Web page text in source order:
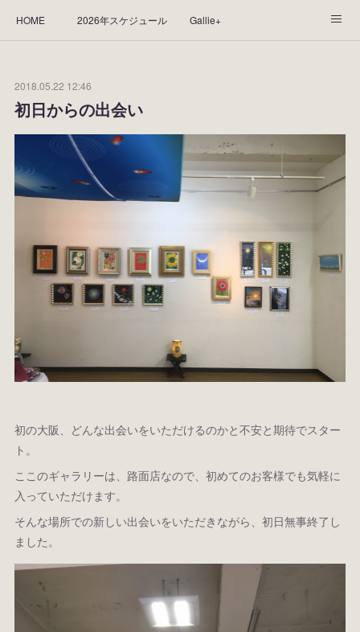
HOME 2026年スケジュール Gallie+
WORKS CGArt作品って？
“Kasane Style Art”って？ Yorie's Tapestry Yorie's Goods
ショップ 作品のレンタルについて 2025年足跡
2021あしあと 2020年あしあと 2019年足あと
2018年あしあと
2018.05.22 12:46
初日からの出会い
初の大阪、どんな出会いをいただけるのかと不安と期待でスター
ト。
ここのギャラリーは、路面店なので、初めてのお客様でも気軽に
入っていただけます。
そんな場所での新しい出会いをいただきながら、初日無事終了し
ました。